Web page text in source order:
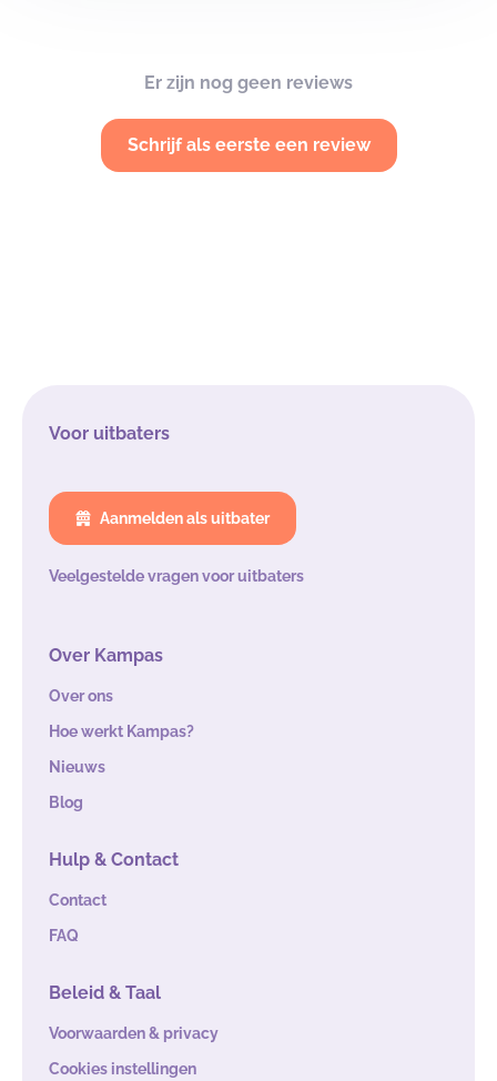
Er zijn nog geen reviews
Schrijf als eerste een review
Voor uitbaters
Aanmelden als uitbater
Veelgestelde vragen voor uitbaters
Over Kampas
Over ons
Hoe werkt Kampas?
Nieuws
Blog
Hulp & Contact
Contact
FAQ
Beleid & Taal
Voorwaarden & privacy
Cookies instellingen